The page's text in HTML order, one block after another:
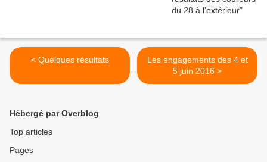
< Quelques résultats
Les engagements des 4 et
5 juin 2016 >
Hébergé par Overblog
Top articles
Pages